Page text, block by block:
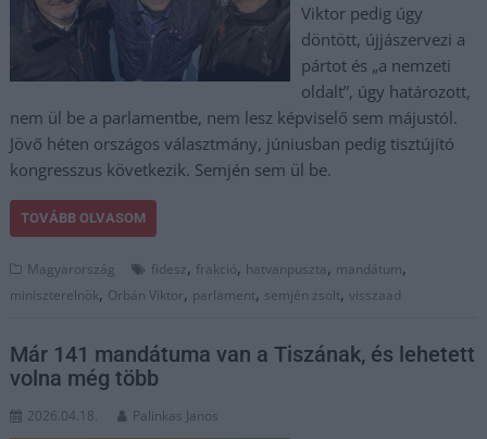
Viktor pedig úgy
döntött, újjászervezi a
pártot és „a nemzeti
oldalt”, úgy határozott,
nem ül be a parlamentbe, nem lesz képviselő sem májustól.
Jövő héten országos választmány, júniusban pedig tisztújító
kongresszus következik. Semjén sem ül be.
TOVÁBB OLVASOM
Magyarország fidesz, frakció, hatvanpuszta, mandátum,
miniszterelnök, Orbán Viktor, parlament, semjén zsolt,visszaad
Már 141 mandátuma van a Tiszának, és lehetett
volna még több
2026.04.18. Palinkas Janos